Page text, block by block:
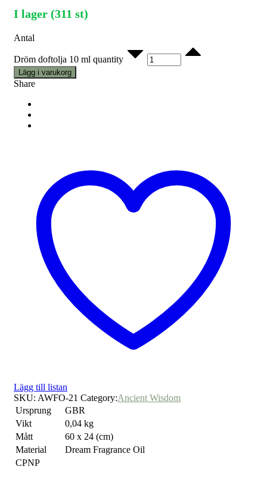
I lager (311 st)
Antal
Dröm doftolja 10 ml quantity
Lägg i varukorg
Share
Lägg till listan
SKU: AWFO-21 Category:Ancient Wisdom
Ursprung
GBR
Vikt
0,04 kg
Mått
60 x 24 (cm)
Material
Dream Fragrance Oil
CPNP